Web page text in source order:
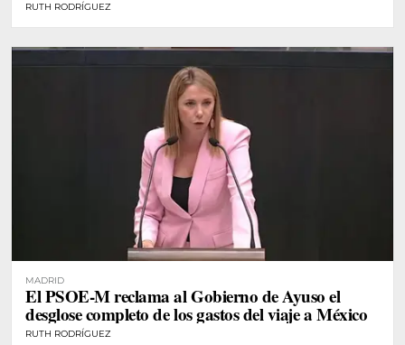
RUTH RODRÍGUEZ
MADRID
El PSOE-M reclama al Gobierno de Ayuso el
desglose completo de los gastos del viaje a México
RUTH RODRÍGUEZ